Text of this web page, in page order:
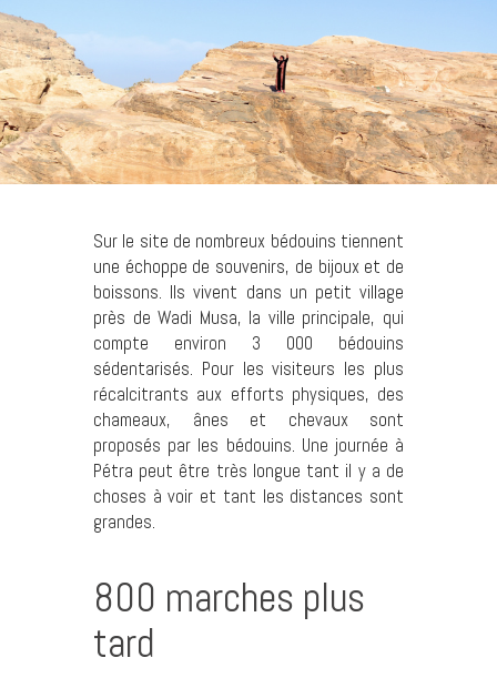
Sur le site de nombreux bédouins tiennent
une échoppe de souvenirs, de bijoux et de
boissons. Ils vivent dans un petit village
près de Wadi Musa, la ville principale, qui
compte environ 3 000 bédouins
sédentarisés. Pour les visiteurs les plus
récalcitrants aux efforts physiques, des
chameaux, ânes et chevaux sont
proposés par les bédouins. Une journée à
Pétra peut être très longue tant il y a de
choses à voir et tant les distances sont
grandes.
800 marches plus
tard